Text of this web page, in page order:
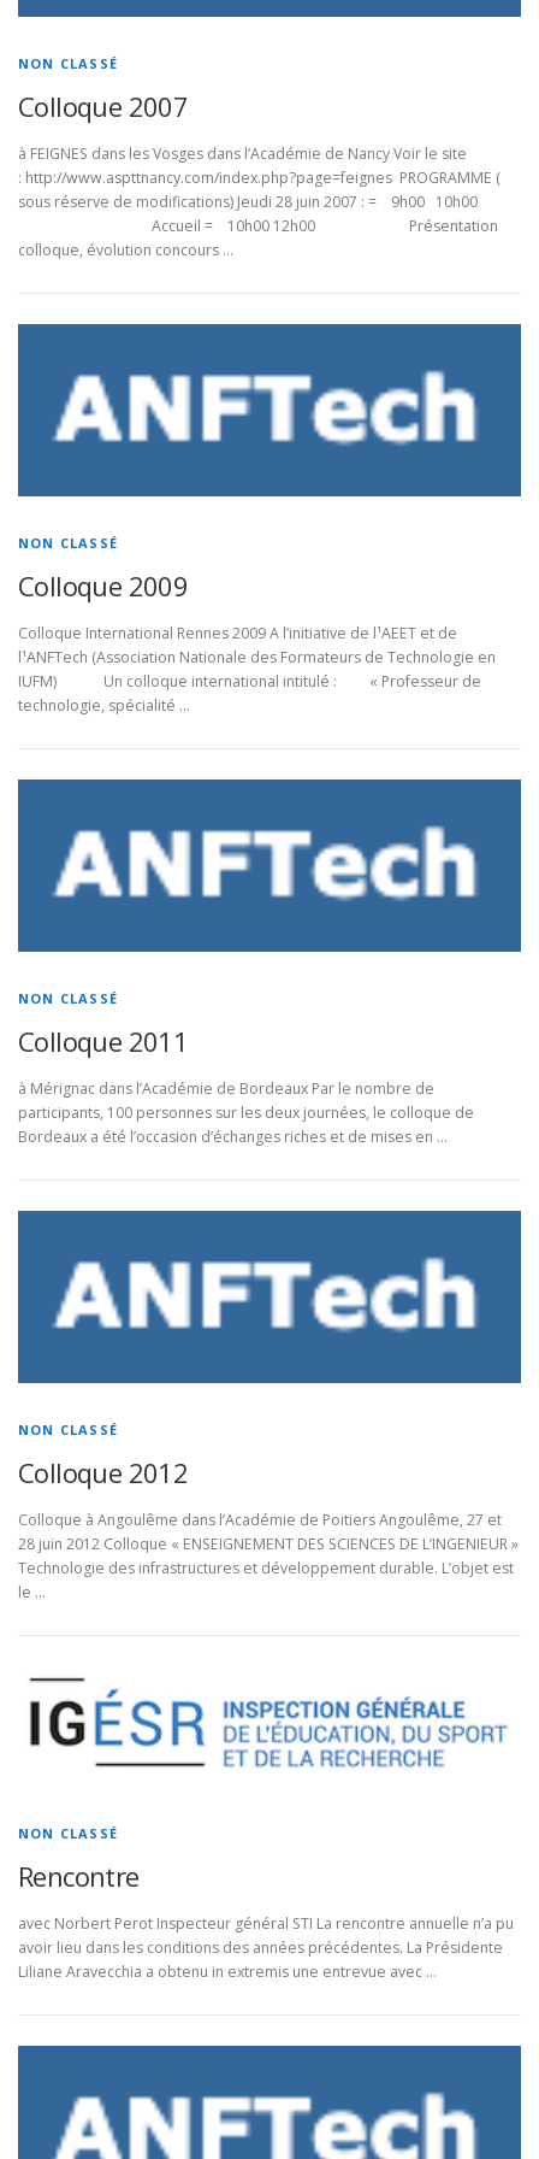
RESSOURCES MATLAB-SIMULINK
NON CLASSÉ
Colloque 2007
à FEIGNES dans les Vosges dans l’Académie de Nancy Voir le site
: http://www.aspttnancy.com/index.php?page=feignes PROGRAMME (
sous réserve de modifications) Jeudi 28 juin 2007 : = 9h00 10h00
Accueil = 10h00 12h00 Présentation
colloque, évolution concours …
NON CLASSÉ
Colloque 2009
Colloque International Rennes 2009 A l’initiative de l¹AEET et de
l¹ANFTech (Association Nationale des Formateurs de Technologie en
IUFM) Un colloque international intitulé : « Professeur de
technologie, spécialité …
NON CLASSÉ
Colloque 2011
à Mérignac dans l’Académie de Bordeaux Par le nombre de
participants, 100 personnes sur les deux journées, le colloque de
Bordeaux a été l’occasion d’échanges riches et de mises en …
NON CLASSÉ
Colloque 2012
Colloque à Angoulême dans l’Académie de Poitiers Angoulême, 27 et
28 juin 2012 Colloque « ENSEIGNEMENT DES SCIENCES DE L’INGENIEUR »
Technologie des infrastructures et développement durable. L’objet est
le …
NON CLASSÉ
Rencontre
avec Norbert Perot Inspecteur général STI La rencontre annuelle n’a pu
avoir lieu dans les conditions des années précédentes. La Présidente
Liliane Aravecchia a obtenu in extremis une entrevue avec …